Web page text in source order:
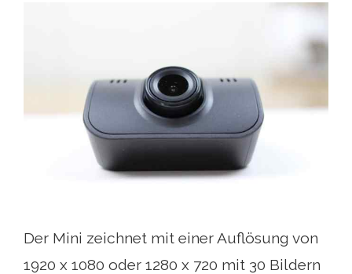
Der Mini zeichnet mit einer Auflösung von
1920 x 1080 oder 1280 x 720 mit 30 Bildern